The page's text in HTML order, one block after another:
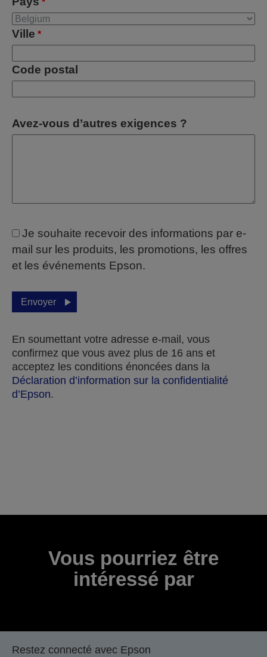
*
Ville *
Code postal
Avez-vous d’autres exigences ?
Je souhaite recevoir des informations par e-
mail sur les produits, les promotions, les offres
et les événements Epson.
Envoyer
En soumettant votre adresse e-mail, vous
confirmez que vous avez plus de 16 ans et
acceptez les conditions énoncées dans la
Déclaration d’information sur la confidentialité
d’Epson.
Vous pourriez être
intéressé par
Restez connecté avec Epson